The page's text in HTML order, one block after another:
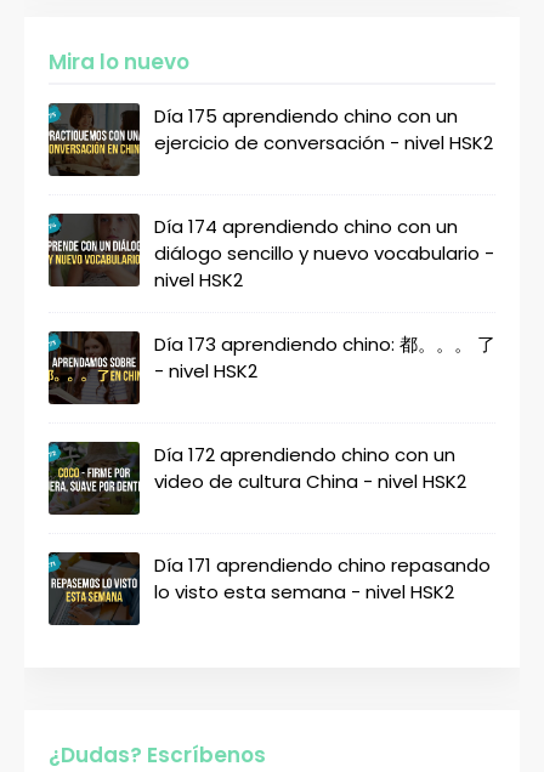
Mira lo nuevo
Día 175 aprendiendo chino con un
ejercicio de conversación - nivel HSK2
Día 174 aprendiendo chino con un
diálogo sencillo y nuevo vocabulario -
nivel HSK2
Día 173 aprendiendo chino: 都。。。 了
- nivel HSK2
Día 172 aprendiendo chino con un
video de cultura China - nivel HSK2
Día 171 aprendiendo chino repasando
lo visto esta semana - nivel HSK2
¿Dudas? Escríbenos